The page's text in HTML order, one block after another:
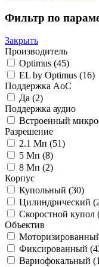
Фильтр по
Закрыть
Производитель
Optimus (45)
EL by Optimus (16)
Поддержка AoC
Да (2)
Поддержка аудио
Встроенный
Разрешение
2.1 Мп (51)
5 Мп (8)
8 Мп (2)
Корпус
Купольный (30)
Цилиндрический
Скоростной купол
Объектив
Фиксированный
Вариофокальный